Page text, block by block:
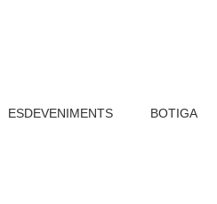
ESDEVENIMENTS BOTIGA